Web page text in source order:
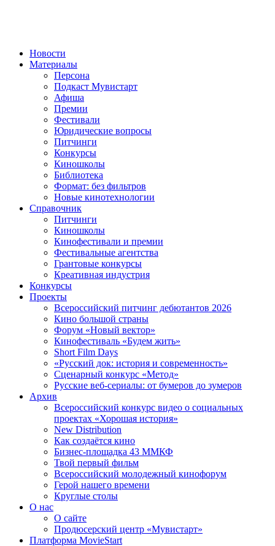
Новости
Материалы
Персона
Подкаст Мувистарт
Афиша
Премии
Фестивали
Юридические вопросы
Питчинги
Конкурсы
Киношколы
Библиотека
Формат: без фильтров
Новые кинотехнологии
Справочник
Питчинги
Киношколы
Кинофестивали и премии
Фестивальные агентства
Грантовые конкурсы
Креативная индустрия
Конкурсы
Проекты
Всероссийский питчинг дебютантов 2026
Кино большой страны
Форум «Новый вектор»
Кинофестиваль «Будем жить»
Short Film Days
«Русский док: история и современность»
Сценарный конкурс «Метод»
Русские веб-сериалы: от бумеров до зумеров
Архив
Всероссийский конкурс видео о социальных
проектах «Хорошая история»
New Distribution
Как создаётся кино
Бизнес-площадка 43 ММКФ
Твой первый фильм
Всероссийский молодежный кинофорум
Герой нашего времени
Круглые столы
О нас
О сайте
Продюсерский центр «Мувистарт»
Платформа MovieStart